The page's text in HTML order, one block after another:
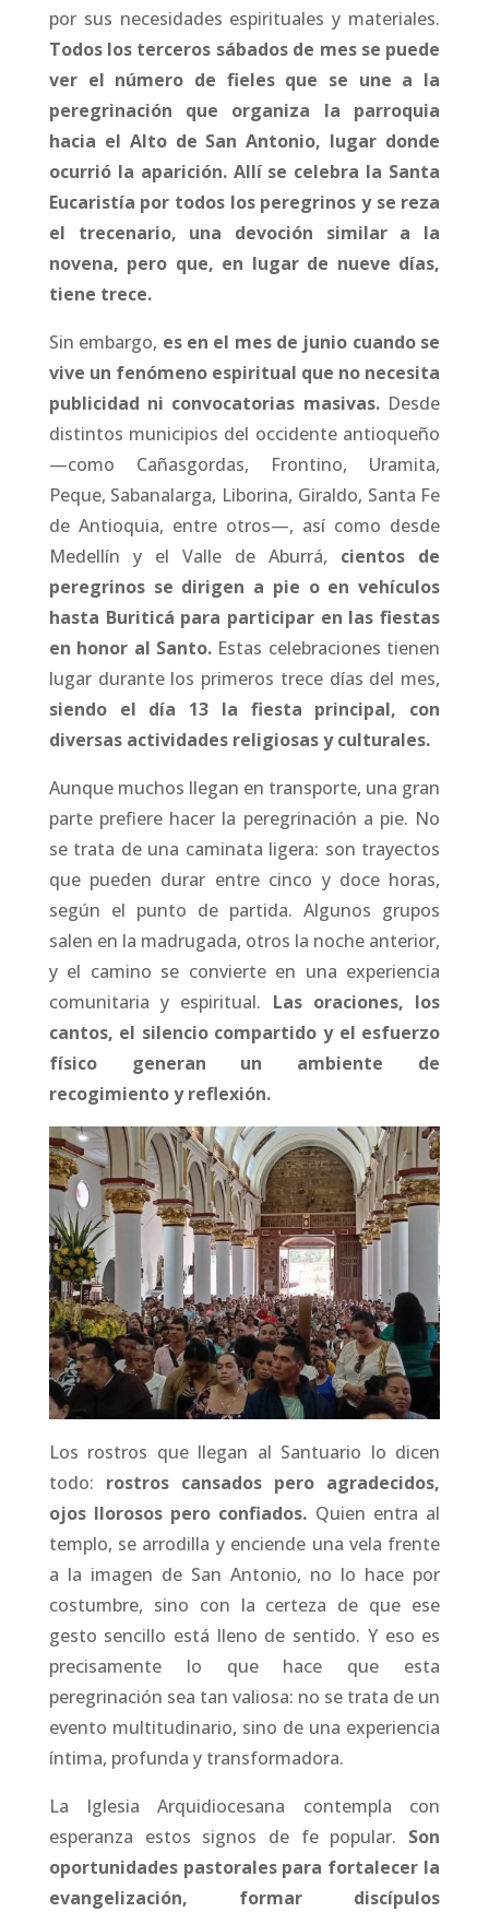
por sus necesidades espirituales y materiales.
Todos los terceros sábados de mes se puede
ver el número de fieles que se une a la
peregrinación que organiza la parroquia
hacia el Alto de San Antonio, lugar donde
ocurrió la aparición. Allí se celebra la Santa
Eucaristía por todos los peregrinos y se reza
el trecenario, una devoción similar a la
novena, pero que, en lugar de nueve días,
tiene trece.
Sin embargo, es en el mes de junio cuando se
vive un fenómeno espiritual que no necesita
publicidad ni convocatorias masivas.Desde
distintos municipios del occidente antioqueño
—como Cañasgordas, Frontino, Uramita,
Peque, Sabanalarga, Liborina, Giraldo, Santa Fe
de Antioquia, entre otros—, así como desde
Medellín y el Valle de Aburrá, cientos de
peregrinos se dirigen a pie o en vehículos
hasta Buriticá para participar en las fiestas
en honor al Santo. Estas celebraciones tienen
lugar durante los primeros trece días del mes,
siendo el día 13 la fiesta principal, con
diversas actividades religiosas y culturales.
Aunque muchos llegan en transporte, una gran
parte prefiere hacer la peregrinación a pie. No
se trata de una caminata ligera: son trayectos
que pueden durar entre cinco y doce horas,
según el punto de partida. Algunos grupos
salen en la madrugada, otros la noche anterior,
y el camino se convierte en una experiencia
comunitaria y espiritual. Las oraciones, los
cantos, el silencio compartido y el esfuerzo
físico generan un ambiente de
recogimiento y reflexión.
Los rostros que llegan al Santuario lo dicen
todo: rostros cansados pero agradecidos,
ojos llorosos pero confiados. Quien entra al
templo, se arrodilla y enciende una vela frente
a la imagen de San Antonio, no lo hace por
costumbre, sino con la certeza de que ese
gesto sencillo está lleno de sentido. Y eso es
precisamente lo que hace que esta
peregrinación sea tan valiosa: no se trata de un
evento multitudinario, sino de una experiencia
íntima, profunda y transformadora.
La Iglesia Arquidiocesana contempla con
esperanza estos signos de fe popular. Son
oportunidades pastorales para fortalecer la
evangelización, formar discípulos